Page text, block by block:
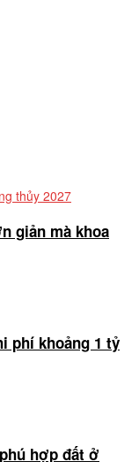
giản mà khoa
phí khoảng 1 tỷ
hợp đất ở